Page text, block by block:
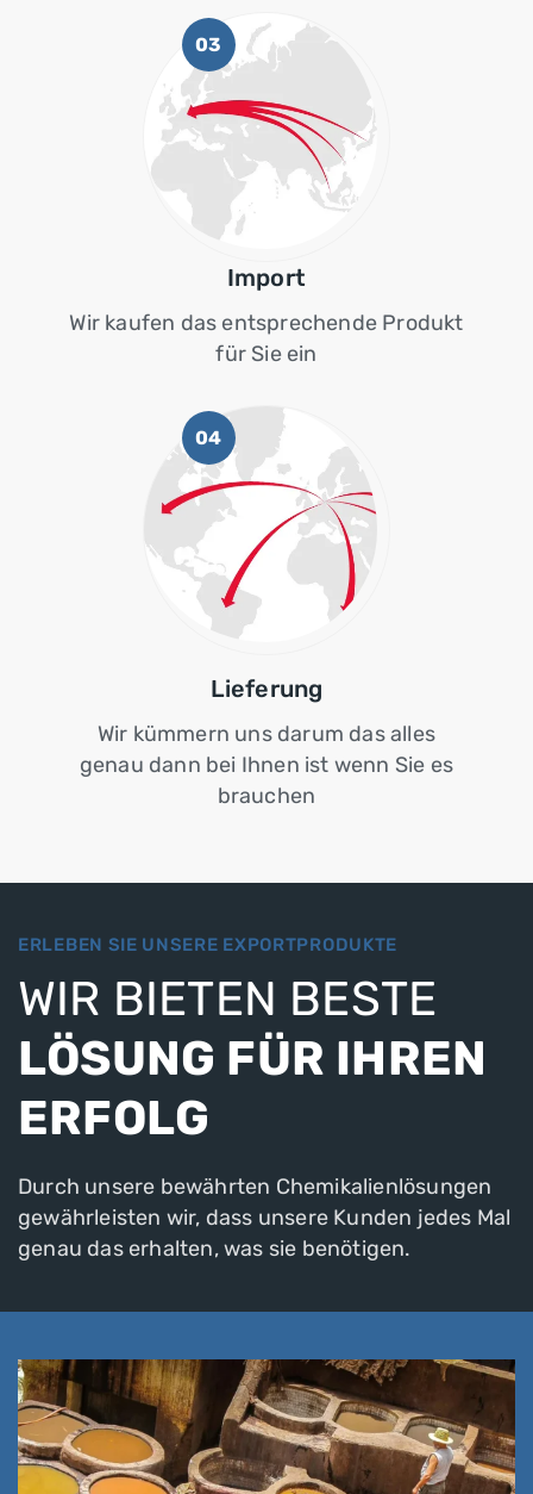
03
Import
Wir kaufen das entsprechende Produkt
für Sie ein
04
Lieferung
Wir kümmern uns darum das alles
genau dann bei Ihnen ist wenn Sie es
brauchen
ERLEBEN SIE UNSERE EXPORTPRODUKTE
WIR BIETEN BESTE
LÖSUNG FÜR IHREN
ERFOLG
Durch unsere bewährten Chemikalienlösungen
gewährleisten wir, dass unsere Kunden jedes Mal
genau das erhalten, was sie benötigen.